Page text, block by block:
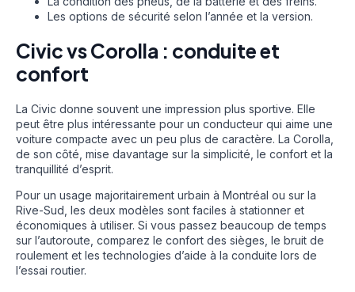
Les options de sécurité selon l’année et la version.
Civic vs Corolla : conduite et
confort
La Civic donne souvent une impression plus sportive. Elle
peut être plus intéressante pour un conducteur qui aime une
voiture compacte avec un peu plus de caractère. La Corolla,
de son côté, mise davantage sur la simplicité, le confort et la
tranquillité d’esprit.
Pour un usage majoritairement urbain à Montréal ou sur la
Rive-Sud, les deux modèles sont faciles à stationner et
économiques à utiliser. Si vous passez beaucoup de temps
sur l’autoroute, comparez le confort des sièges, le bruit de
roulement et les technologies d’aide à la conduite lors de
l’essai routier.